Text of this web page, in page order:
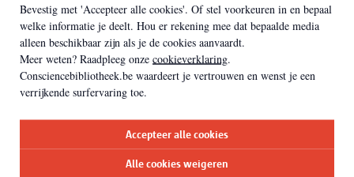
Bevestig met 'Accepteer alle cookies'. Of stel voorkeuren in en bepaal
welke informatie je deelt. Hou er rekening mee dat bepaalde media
alleen beschikbaar zijn als je de cookies aanvaardt.
Meer weten? Raadpleeg onze cookieverklaring.
Consciencebibliotheek.be waardeert je vertrouwen en wenst je een
verrijkende surfervaring toe.
Accepteer alle cookies
Alle cookies weigeren
Ben je een leerkracht uit de 3de graad secundair onderwijs? Krijg je graag
meer info over dit educatieve traject of heb je zelf een leuk project in
gedachten?Contacteer onsen we bekijken samen wat er mogelijk is.